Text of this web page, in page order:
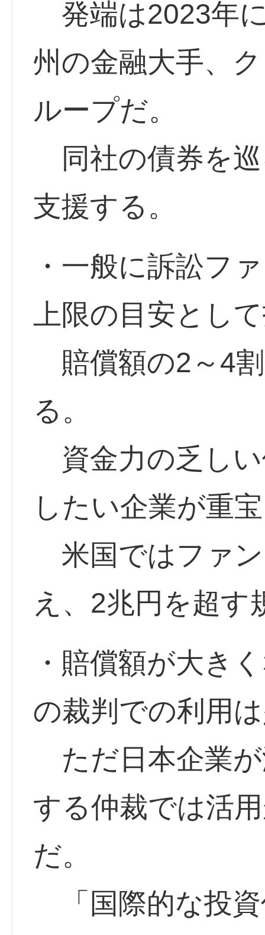
発端は2023年
州の金融大手、
ループだ。
同社の債券を
支援する。
・一般に訴訟フ
上限の目安とし
賠償額の2～4
る。
資金力の乏し
したい企業が重
米国ではファ
え、2兆円を超す
・賠償額が大き
の裁判での利用
ただ日本企業
する仲裁では活
だ。
「国際的な投